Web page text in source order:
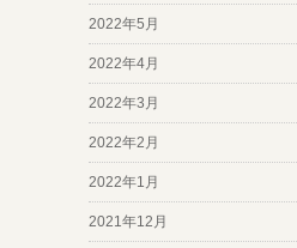
2022年5月
2022年4月
2022年3月
2022年2月
2022年1月
2021年12月